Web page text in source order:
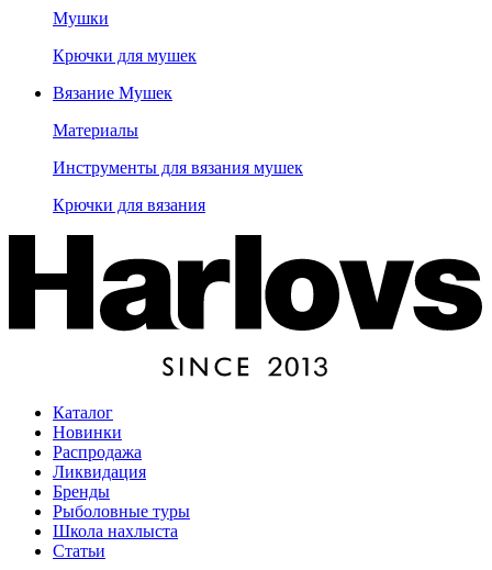
Мушки
Крючки для мушек
Вязание Мушек
Материалы
Инструменты для вязания мушек
Крючки для вязания
Каталог
Новинки
Распродажа
Ликвидация
Бренды
Рыболовные туры
Школа нахлыста
Статьи